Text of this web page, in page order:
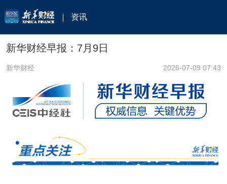
资讯
新华财经早报：7月9日
新华财经 2026-07-09 07:43